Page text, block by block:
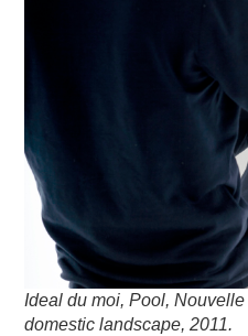
Ideal du moi, Pool,
domestic landscape, 2011.